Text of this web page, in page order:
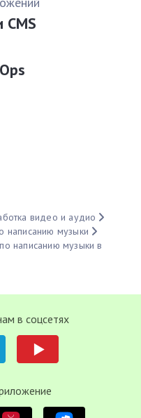
CMS
видео и аудио
написанию музыки
написанию музыки в
в соцсетях